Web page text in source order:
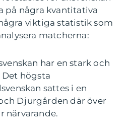
på några kvantitativa
viktiga statistik som
matcherna:
har en stark och
högsta
sattes i en
Djurgården där över
närvarande.